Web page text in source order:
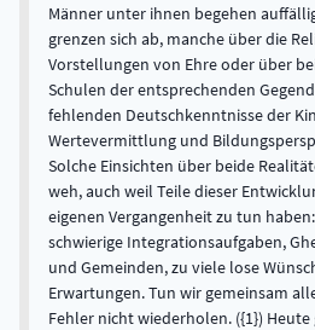
Männer unter ihnen begehen
grenzen sich ab, manche über die
Vorstellungen von Ehre oder über
Schulen der entsprechenden
fehlenden Deutschkenntnisse der
Wertevermittlung und
Solche Einsichten über beide
weh, auch weil Teile dieser
eigenen Vergangenheit zu tun
schwierige Integrationsaufgaben,
und Gemeinden, zu viele lose
Erwartungen. Tun wir gemeinsam
Fehler nicht wiederholen. ({1})